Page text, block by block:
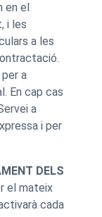
en el
i les
a les
a
En cap cas
a
i per
DELS
el mateix
cada